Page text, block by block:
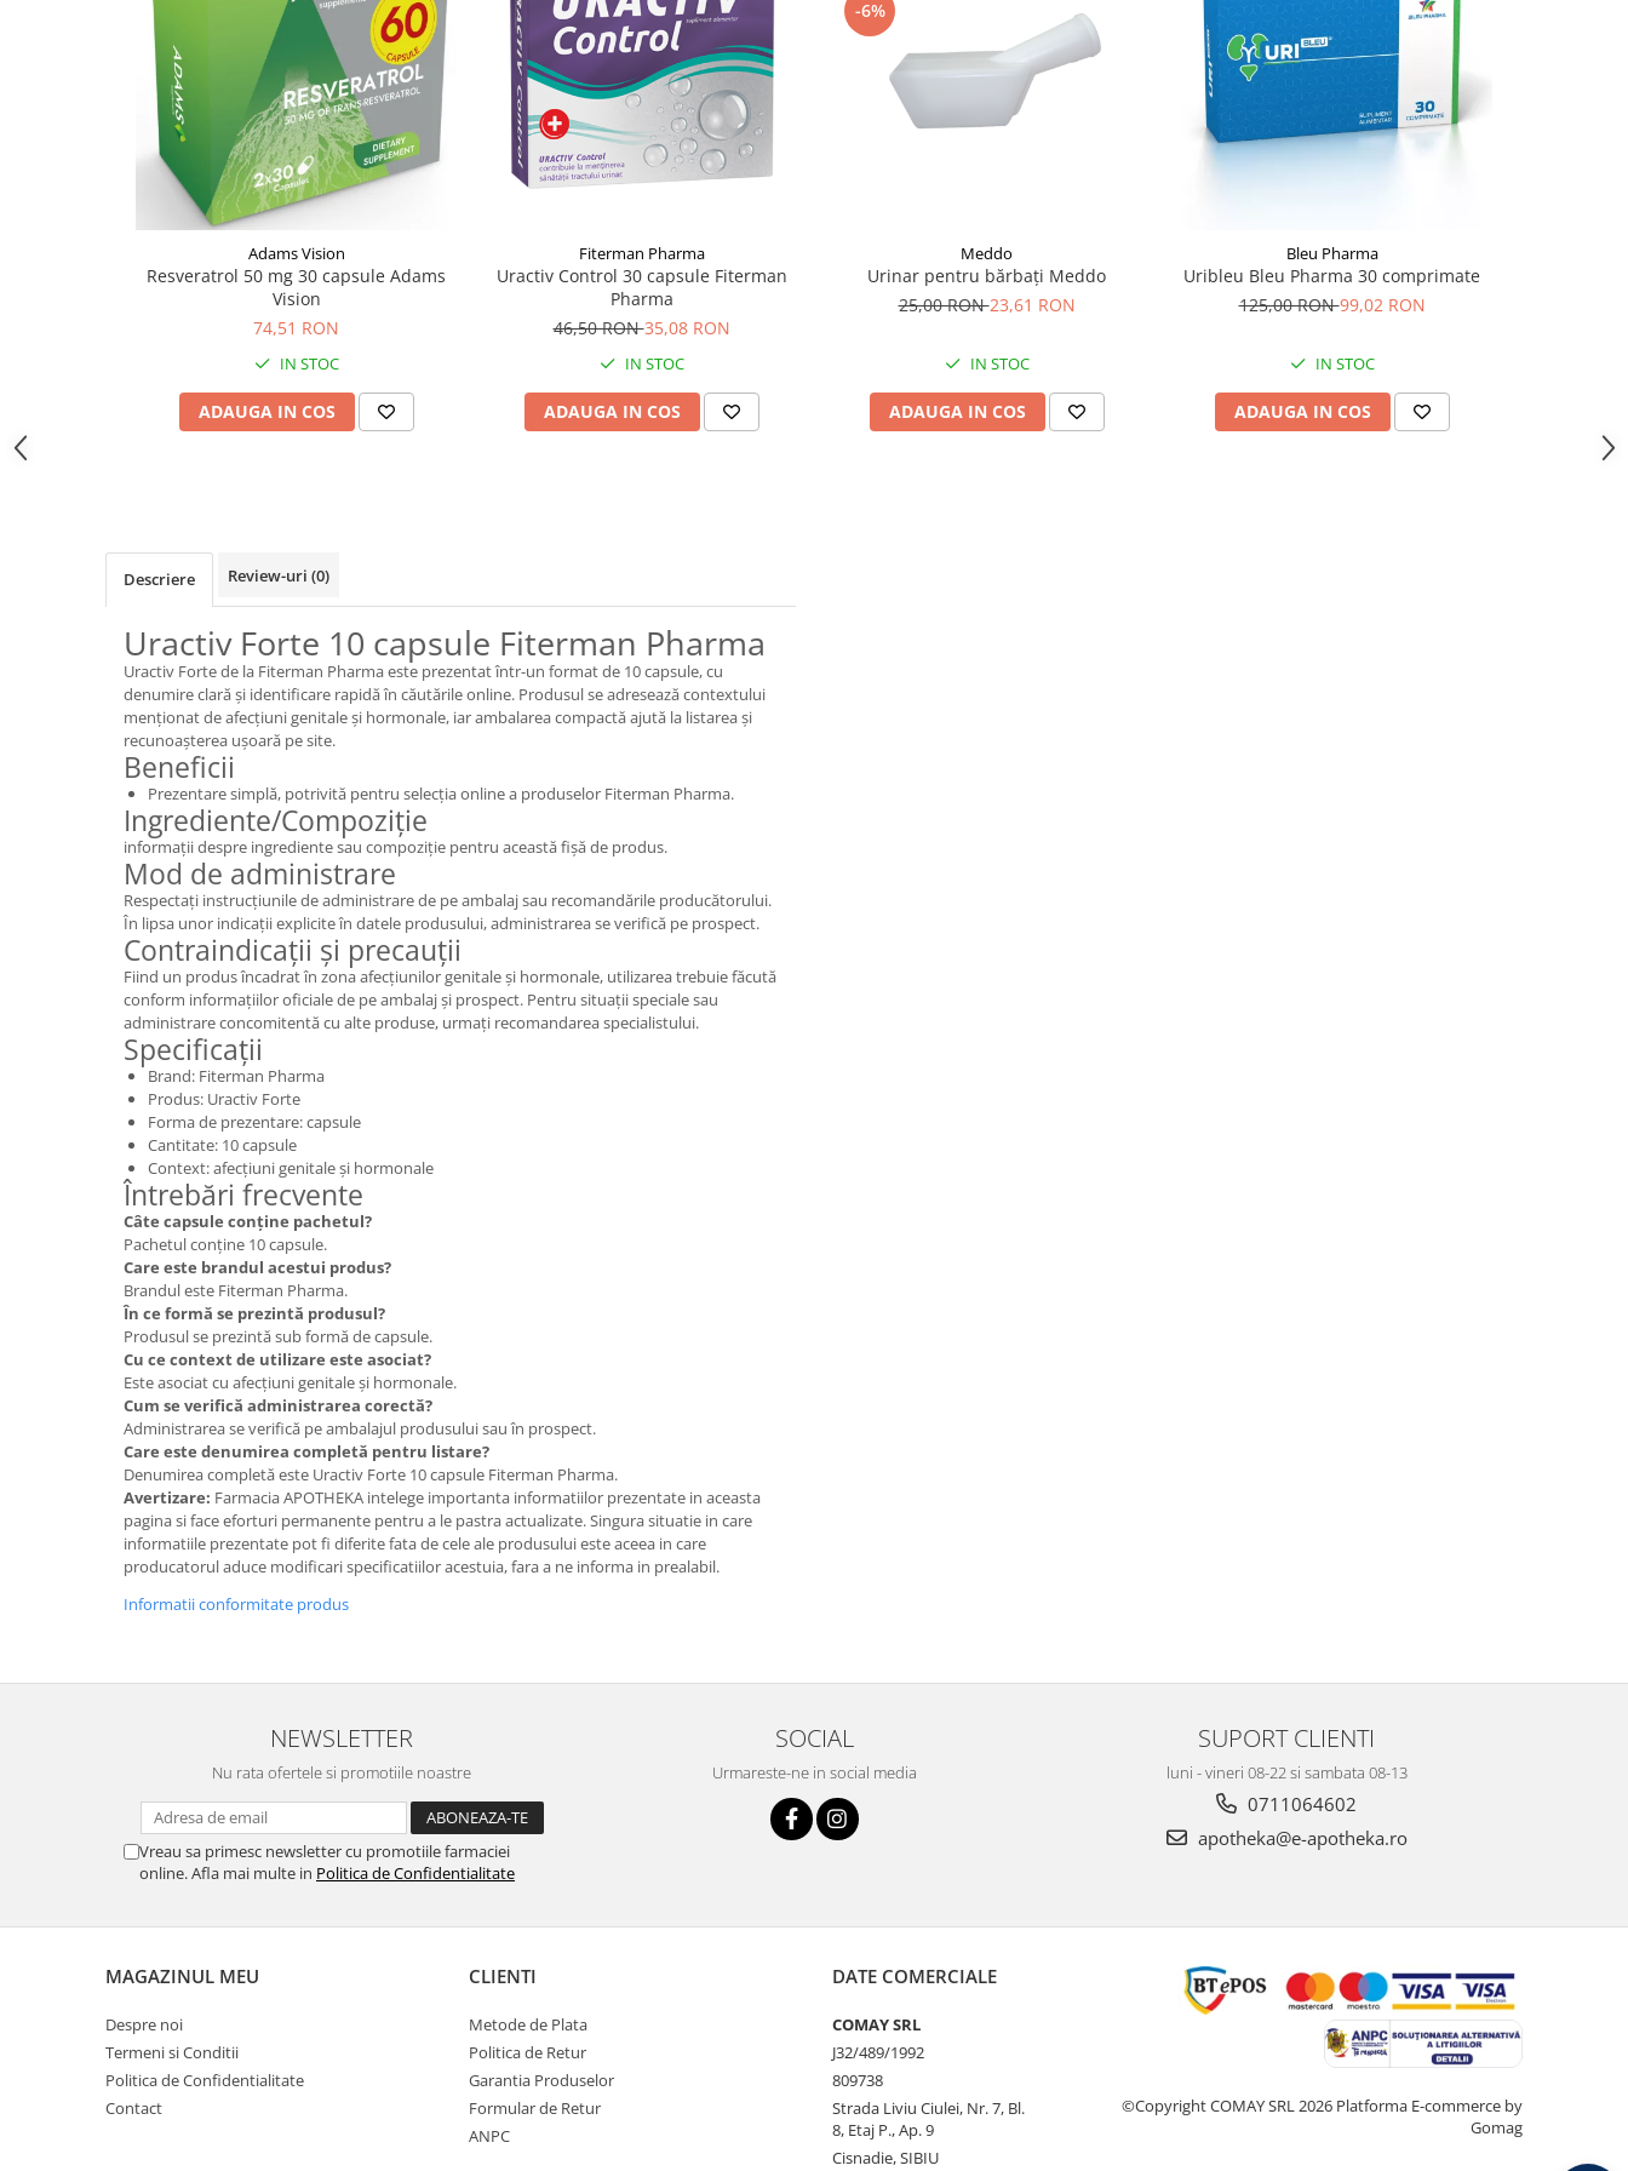
Supliment Vitamina D3
Supliment Vitamina E
Tincturi si Gemoderivate
Tuse gat si respiratie
Adams Vision
Resveratrol 50 mg 30 capsule Adams
Vision
74,51 RON
IN STOC
ADAUGA IN COS
Fiterman Pharma
Uractiv Control 30 capsule Fiterman
Pharma
46,50 RON35,08 RON
IN STOC
ADAUGA IN COS
-6%
Meddo
Urinar pentru bărbați Meddo
25,00 RON23,61 RON
IN STOC
ADAUGA IN COS
Bleu Pharma
Uribleu Bleu Pharma 30 comprimate
125,00 RON99,02 RON
IN STOC
ADAUGA IN COS
Descriere Review-uri (0)
Uractiv Forte 10 capsule Fiterman Pharma
Uractiv Forte de la Fiterman Pharma este prezentat într-un format de 10 capsule, cu
denumire clară și identificare rapidă în căutările online. Produsul se adresează contextului
menționat de afecțiuni genitale și hormonale, iar ambalarea compactă ajută la listarea și
recunoașterea ușoară pe site.
Beneficii
Prezentare simplă, potrivită pentru selecția online a produselor Fiterman Pharma.
Ingrediente/Compoziție
informații despre ingrediente sau compoziție pentru această fișă de produs.
Mod de administrare
Respectați instrucțiunile de administrare de pe ambalaj sau recomandările producătorului.
În lipsa unor indicații explicite în datele produsului, administrarea se verifică pe prospect.
Contraindicații și precauții
Fiind un produs încadrat în zona afecțiunilor genitale și hormonale, utilizarea trebuie făcută
conform informațiilor oficiale de pe ambalaj și prospect. Pentru situații speciale sau
administrare concomitentă cu alte produse, urmați recomandarea specialistului.
Specificații
Brand: Fiterman Pharma
Produs: Uractiv Forte
Forma de prezentare: capsule
Cantitate: 10 capsule
Context: afecțiuni genitale și hormonale
Întrebări frecvente
Câte capsule conține pachetul?
Pachetul conține 10 capsule.
Care este brandul acestui produs?
Brandul este Fiterman Pharma.
În ce formă se prezintă produsul?
Produsul se prezintă sub formă de capsule.
Cu ce context de utilizare este asociat?
Este asociat cu afecțiuni genitale și hormonale.
Cum se verifică administrarea corectă?
Administrarea se verifică pe ambalajul produsului sau în prospect.
Care este denumirea completă pentru listare?
Denumirea completă este Uractiv Forte 10 capsule Fiterman Pharma.
Avertizare: Farmacia APOTHEKA intelege importanta informatiilor prezentate in aceasta
pagina si face eforturi permanente pentru a le pastra actualizate. Singura situatie in care
informatiile prezentate pot fi diferite fata de cele ale produsului este aceea in care
producatorul aduce modificari specificatiilor acestuia, fara a ne informa in prealabil.
Informatii conformitate produs
NEWSLETTER
Nu rata ofertele si promotiile noastre
Vreau sa primesc newsletter cu promotiile farmaciei
online. Afla mai multe in Politica de Confidentialitate
SOCIAL
Urmareste-ne in social media
SUPORT CLIENTI
luni - vineri 08-22 si sambata 08-13
0711064602
apotheka@e-apotheka.ro
MAGAZINUL MEU
Despre noi
Termeni si Conditii
Politica de Confidentialitate
Contact
CLIENTI
Metode de Plata
Politica de Retur
Garantia Produselor
Formular de Retur
ANPC
DATE COMERCIALE
COMAY SRL
J32/489/1992
809738
Strada Liviu Ciulei, Nr. 7, Bl.
8, Etaj P., Ap. 9
Cisnadie, SIBIU
©Copyright COMAY SRL 2026 Platforma E-commerce by
Gomag